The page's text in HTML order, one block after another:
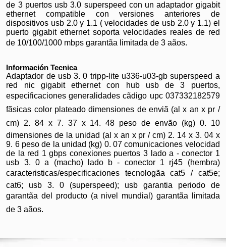
de 3 puertos usb 3.0 superspeed con un adaptador gigabit
ethernet compatible con versiones anteriores de
dispositivos usb 2.0 y 1.1 ( velocidades de usb 2.0 y 1.1) el
puerto gigabit ethernet soporta velocidades reales de red
de 10/100/1000 mbps garantãa limitada de 3 aãos.
Información Tecnica
Adaptador de usb 3. 0 tripp-lite u336-u03-gb superspeed a
red nic gigabit ethernet con hub usb de 3 puertos,
especificaciones generalidades cãdigo upc 037332182579
fãsicas color plateado dimensiones de enviã (al x an x pr /
cm) 2. 84 x 7. 37 x 14. 48 peso de envão (kg) 0. 10
dimensiones de la unidad (al x an x pr / cm) 2. 14 x 3. 04 x
9. 6 peso de la unidad (kg) 0. 07 comunicaciones velocidad
de la red 1 gbps conexiones puertos 3 lado a - conector 1
usb 3. 0 a (macho) lado b - conector 1 rj45 (hembra)
caracteristicas/especificaciones tecnologãa cat5 / cat5e;
cat6; usb 3. 0 (superspeed); usb garantia periodo de
garantãa del producto (a nivel mundial) garantãa limitada
de 3 aãos.